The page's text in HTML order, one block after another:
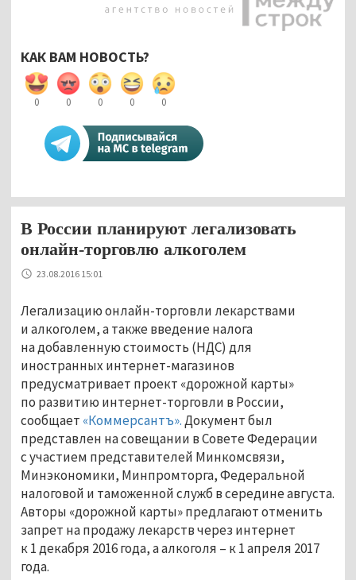
КАК ВАМ НОВОСТЬ?
0 0 0 0 0
В России планируют легализовать
онлайн-торговлю алкоголем
23.08.2016 15:01
Легализацию онлайн-торговли лекарствами
и алкоголем, а также введение налога
на добавленную стоимость (НДС) для
иностранных интернет-магазинов
предусматривает проект «дорожной карты»
по развитию интернет-торговли в России,
сообщает «Коммерсантъ».Документ был
представлен на совещании в Совете Федерации
с участием представителей Минкомсвязи,
Минэкономики, Минпромторга, Федеральной
налоговой и таможенной служб в середине августа.
Авторы «дорожной карты» предлагают отменить
запрет на продажу лекарств через интернет
к 1 декабря 2016 года, а алкоголя – к 1 апреля 2017
года.